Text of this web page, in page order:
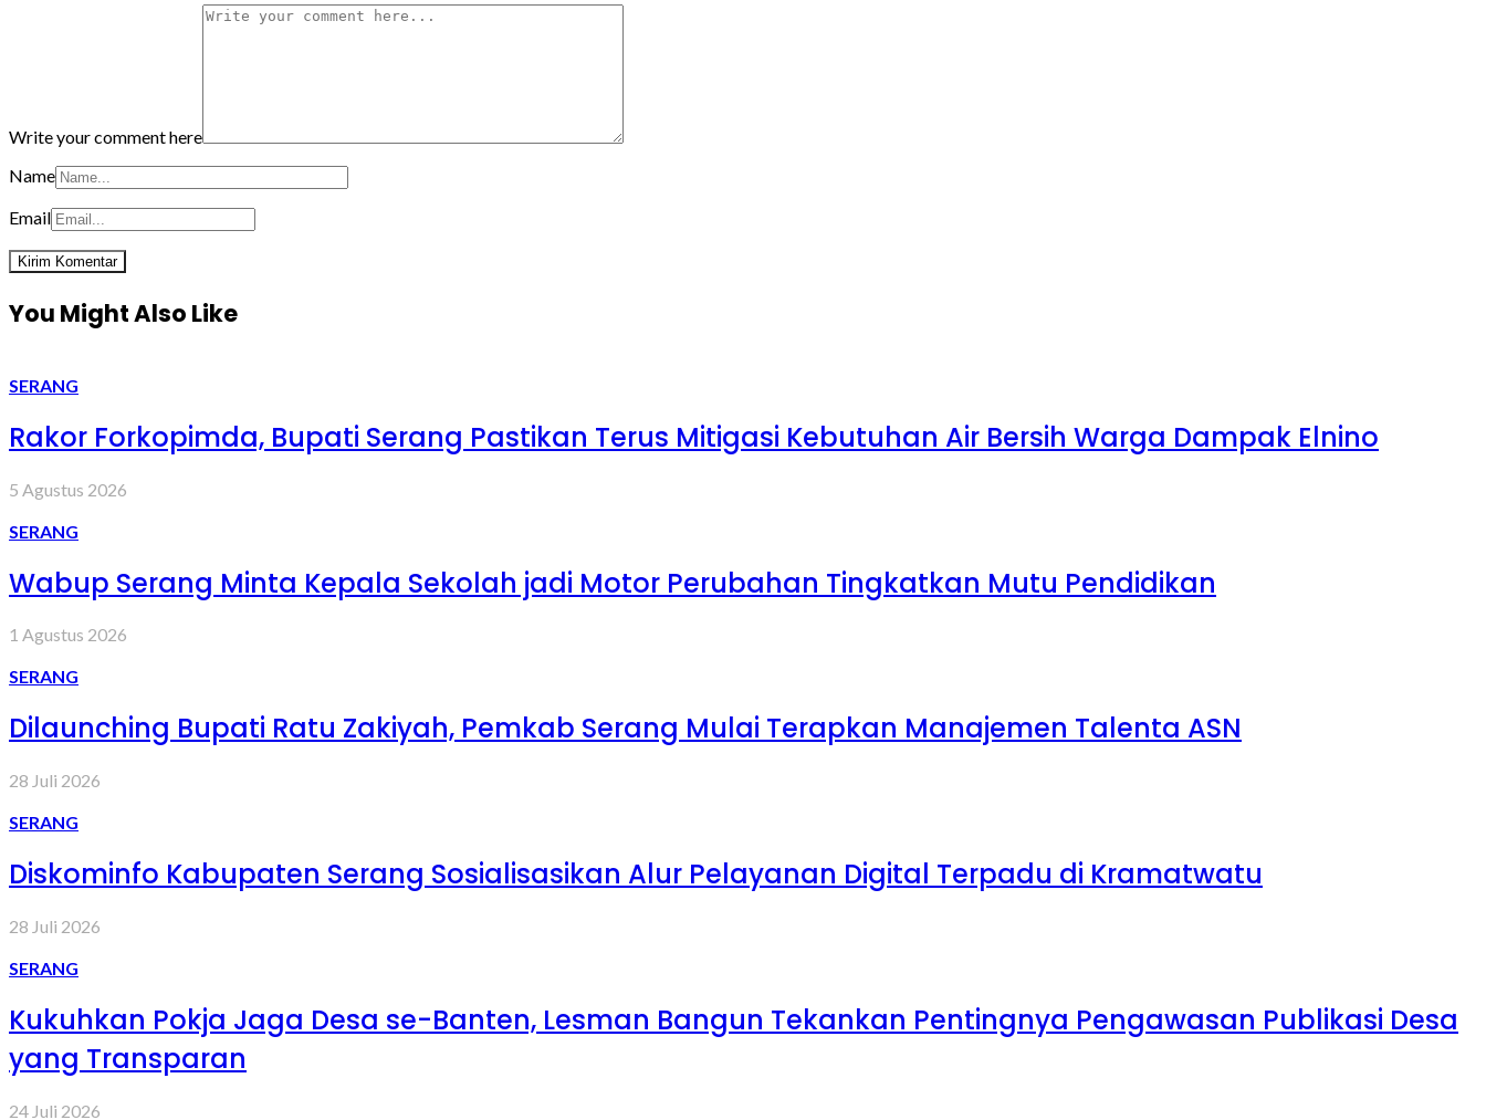
Write your comment here
Name
Email
You Might Also Like
SERANG
Rakor Forkopimda, Bupati Serang Pastikan Terus Mitigasi Kebutuhan Air Bersih Warga Dampak Elnino
5 Agustus 2026
SERANG
Wabup Serang Minta Kepala Sekolah jadi Motor Perubahan Tingkatkan Mutu Pendidikan
1 Agustus 2026
SERANG
Dilaunching Bupati Ratu Zakiyah, Pemkab Serang Mulai Terapkan Manajemen Talenta ASN
28 Juli 2026
SERANG
Diskominfo Kabupaten Serang Sosialisasikan Alur Pelayanan Digital Terpadu di Kramatwatu
28 Juli 2026
SERANG
Kukuhkan Pokja Jaga Desa se-Banten, Lesman Bangun Tekankan Pentingnya Pengawasan Publikasi Desa
yang Transparan
24 Juli 2026